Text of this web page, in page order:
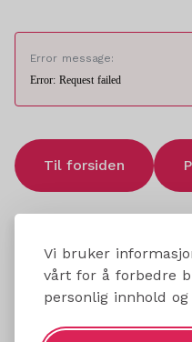
Vi bruker
vårt for å forbedre
personlig innhold
Error message:
Error: Request failed
Til forsiden